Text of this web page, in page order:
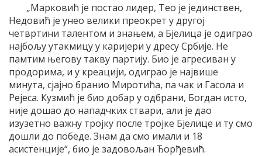
„Марковић је постао лидер, Тео је јединствен,
Недовић је унео велики преокрет у другој
четвртини талентом и знањем, а Бјелица је одиграо
најбољу утакмицу у каријери у дресу Србије. Не
памтим његову такву партију. Био је агресиван у
продорима, и у креацији, одиграо је највише
минута, сјајно бранио Миротића, па чак и Гасола и
Рејеса. Кузмић је био добар у одбрани, Богдан исто,
није дошао до нападчких ствари, али је дао
изузетно важну тројку после тројке Бјелице и ту смо
дошли до победе. Знам да смо имали и 18
асистенције“, био је задовољан Ђорђевић.